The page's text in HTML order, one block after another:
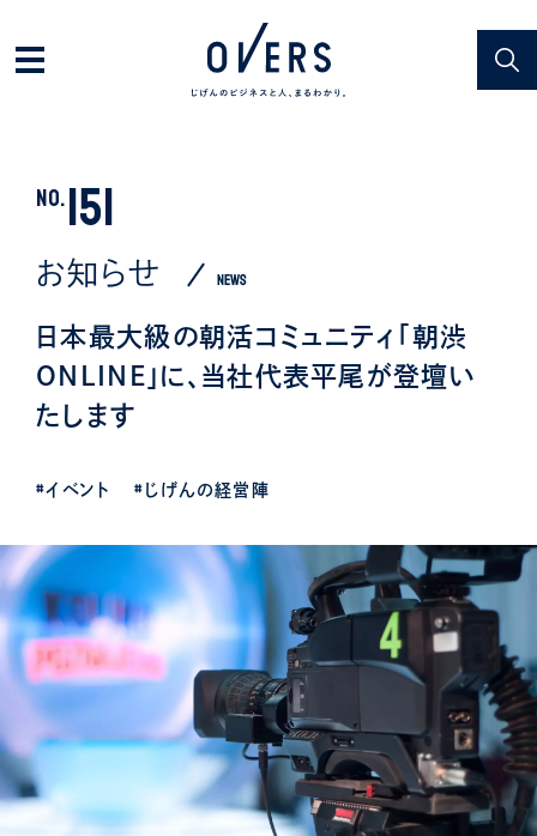
NO.151
お知らせ NEWS
日本最大級の朝活コミュニティ「朝渋
ONLINE」に、当社代表平尾が登壇い
たします
#イベント #じげんの経営陣